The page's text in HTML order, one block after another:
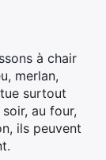
à chair
merlan,
surtout
au four,
ils peuvent